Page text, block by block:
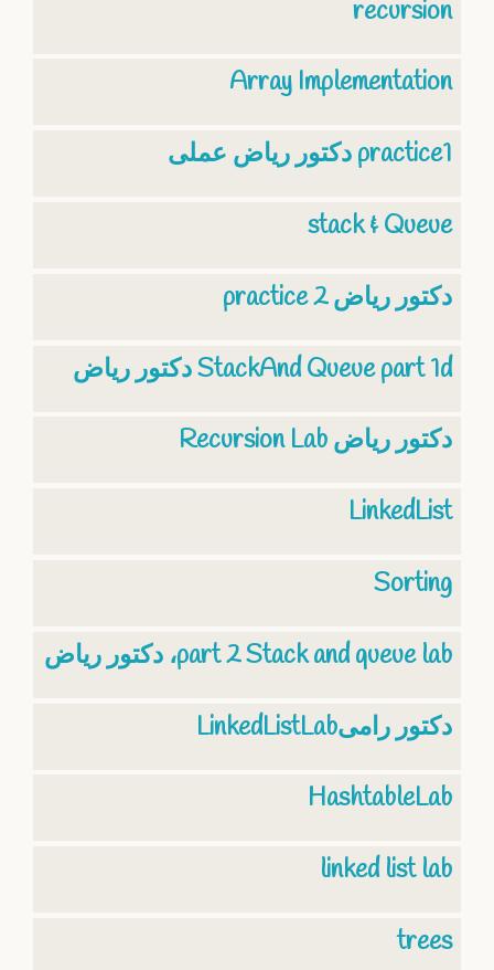
recursion
Array Implementation
دكتور رياض عملى practice1
stack & Queue
practice 2 دكتور رياض
دكتور رياض StackAnd Queue part 1d
Recursion Lab دكتور رياض
LinkedList
Sorting
دكتور رياض ،part 2 Stack and queue lab
LinkedListLabدكتور رامى
HashtableLab
linked list lab
trees